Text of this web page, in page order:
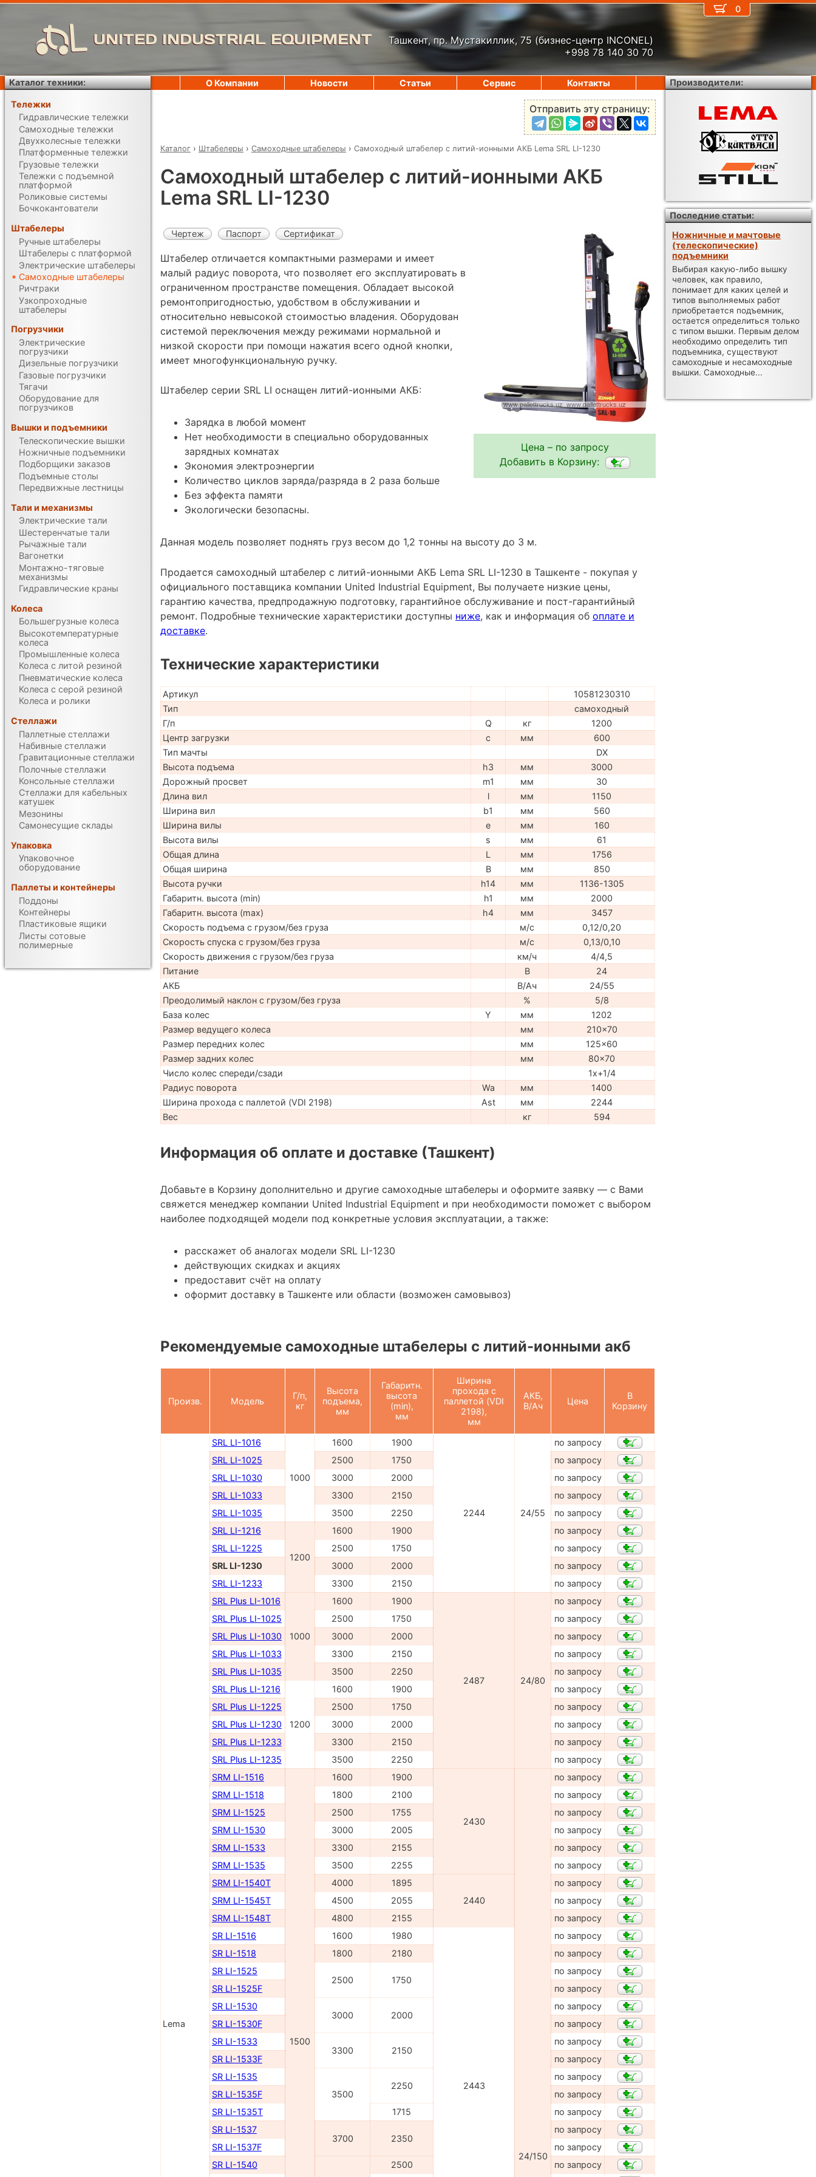
UNITED INDUSTRIAL EQUIPMENT Ташкент, пр. Мустакиллик, 75 (бизнес-центр INCONEL)
+998 78 140 30 70
Отправить эту страницу:
Каталог › Штабелеры › Самоходные штабелеры › Самоходный штабелер с литий-ионными АКБ Lema SRL LI-1230
Самоходный штабелер с литий-ионными АКБ
Lema SRL LI-1230
Цена – по запросу
Добавить в Корзину:
Чертеж Паспорт Сертификат
Штабелер отличается компактными размерами и имеет
малый радиус поворота, что позволяет его эксплуатировать в
ограниченном пространстве помещения. Обладает высокой
ремонтопригодностью, удобством в обслуживании и
относительно невысокой стоимостью владения. Оборудован
системой переключения между режимами нормальной и
низкой скорости при помощи нажатия всего одной кнопки,
имеет многофункциональную ручку.
Штабелер серии SRL LI оснащен литий-ионными АКБ:
Зарядка в любой момент
Нет необходимости в специально оборудованных
зарядных комнатах
Экономия электроэнергии
Количество циклов заряда/разряда в 2 раза больше
Без эффекта памяти
Экологически безопасны.
Данная модель позволяет поднять груз весом до 1,2 тонны на высоту до 3 м.
Продается самоходный штабелер с литий-ионными АКБ Lema SRL LI-1230 в Ташкенте - покупая у
официального поставщика компании United Industrial Equipment, Вы получаете низкие цены,
гарантию качества, предпродажную подготовку, гарантийное обслуживание и пост-гарантийный
ремонт. Подробные технические характеристики доступны ниже, как и информация об оплате и
доставке.
Технические характеристики
Артикул
10581230310
Тип
самоходный
Г/п
Q кг
1200
Центр загрузки
c мм
600
Тип мачты
DX
Высота подъема
h3 мм
3000
Дорожный просвет
m1 мм
30
Длина вил
l мм
1150
Ширина вил
b1 мм
560
Ширина вилы
e мм
160
Высота вилы
s мм
61
Общая длина
L мм
1756
Общая ширина
B мм
850
Высота ручки
h14 мм
1136-1305
Габаритн. высота (min)
h1 мм
2000
Габаритн. высота (max)
h4 мм
3457
Скорость подъема с грузом/без груза
м/с
0,12/0,20
Скорость спуска с грузом/без груза
м/с
0,13/0,10
Скорость движения с грузом/без груза
км/ч
4/4,5
Питание
В
24
АКБ
В/Ач
24/55
Преодолимый наклон с грузом/без груза
%
5/8
База колес
Y мм
1202
Размер ведущего колеса
мм
210x70
Размер передних колес
мм
125x60
Размер задних колес
мм
80x70
Число колес спереди/сзади
1x+1/4
Радиус поворота
Wa мм
1400
Ширина прохода с паллетой (VDI 2198)
Ast мм
2244
Вес
кг 594
Информация об оплате и доставке (Ташкент)
Добавьте в Корзину дополнительно и другие самоходные штабелеры и оформите заявку — с Вами
свяжется менеджер компании United Industrial Equipment и при необходимости поможет с выбором
наиболее подходящей модели под конкретные условия эксплуатации, а также:
расскажет об аналогах модели SRL LI-1230
действующих скидках и акциях
предоставит счёт на оплату
оформит доставку в Ташкенте или области (возможен самовывоз)
Рекомендуемые самоходные штабелеры с литий-ионными акб
Произв. Модель
Г/п,
кг
Высота
подъема,
мм
Габаритн.
высота
(min),
мм
Ширина
прохода с
паллетой (VDI
2198),
мм
АКБ,
В/Ач
Цена
В
Корзину
Lema
SRL LI-1016
1000
1600 1900
2244 24/55
по запросу
SRL LI-1025
2500 1750
по запросу
SRL LI-1030
3000 2000
по запросу
SRL LI-1033
3300 2150
по запросу
SRL LI-1035
3500 2250
по запросу
SRL LI-1216
1200
1600 1900
по запросу
SRL LI-1225
2500 1750
по запросу
SRL LI-1230
3000 2000
по запросу
SRL LI-1233
3300 2150
по запросу
SRL Plus LI-1016
1000
1600 1900
2487 24/80
по запросу
SRL Plus LI-1025
2500 1750
по запросу
SRL Plus LI-1030
3000 2000
по запросу
SRL Plus LI-1033
3300 2150
по запросу
SRL Plus LI-1035
3500 2250
по запросу
SRL Plus LI-1216
1200
1600 1900
по запросу
SRL Plus LI-1225
2500 1750
по запросу
SRL Plus LI-1230
3000 2000
по запросу
SRL Plus LI-1233
3300 2150
по запросу
SRL Plus LI-1235
3500 2250
по запросу
SRM LI-1516
1500
1600 1900
2430
24/150
по запросу
SRM LI-1518
1800 2100
по запросу
SRM LI-1525
2500 1755
по запросу
SRM LI-1530
3000 2005
по запросу
SRM LI-1533
3300 2155
по запросу
SRM LI-1535
3500 2255
по запросу
SRM LI-1540Т
4000
1895
2440
по запросу
SRM LI-1545Т
4500 2055
по запросу
SRM LI-1548Т
4800 2155
по запросу
SR LI-1516
1600 1980
2443
по запросу
SR LI-1518
1800 2180
по запросу
SR LI-1525
2500
1750
по запросу
SR LI-1525F
по запросу
SR LI-1530
3000
2000
по запросу
SR LI-1530F
по запросу
SR LI-1533
3300
2150
по запросу
SR LI-1533F
по запросу
SR LI-1535
3500
2250
по запросу
SR LI-1535F
по запросу
SR LI-1535T
1715
по запросу
SR LI-1537
3700
2350
по запросу
SR LI-1537F
по запросу
SR LI-1540
2500
по запросу
0
О Компании Новости Статьи Сервис Контакты
Каталог техники:
Тележки
Гидравлические тележки
Самоходные тележки
Двухколесные тележки
Платформенные тележки
Грузовые тележки
Тележки с подъемной
платформой
Роликовые системы
Бочкокантователи
Штабелеры
Ручные штабелеры
Штабелеры с платформой
Электрические штабелеры
Самоходные штабелеры
Ричтраки
Узкопроходные
штабелеры
Погрузчики
Электрические
погрузчики
Дизельные погрузчики
Газовые погрузчики
Тягачи
Оборудование для
погрузчиков
Вышки и подъемники
Телескопические вышки
Ножничные подъемники
Подборщики заказов
Подъемные столы
Передвижные лестницы
Тали и механизмы
Электрические тали
Шестеренчатые тали
Рычажные тали
Вагонетки
Монтажно-тяговые
механизмы
Гидравлические краны
Колеса
Большегрузные колеса
Высокотемпературные
колеса
Промышленные колеса
Колеса с литой резиной
Пневматические колеса
Колеса с серой резиной
Колеса и ролики
Стеллажи
Паллетные стеллажи
Набивные стеллажи
Гравитационные стеллажи
Полочные стеллажи
Консольные стеллажи
Стеллажи для кабельных
катушек
Мезонины
Самонесущие склады
Упаковка
Упаковочное
оборудование
Паллеты и контейнеры
Поддоны
Контейнеры
Пластиковые ящики
Листы сотовые
полимерные
Производители:
Последние статьи:
Ножничные и мачтовые
(телескопические)
подъемники
Выбирая какую-либо вышку
человек, как правило,
понимает для каких целей и
типов выполняемых работ
приобретается подъемник,
остается определиться только
с типом вышки. Первым делом
необходимо определить тип
подъемника, существуют
самоходные и несамоходные
вышки. Самоходные...